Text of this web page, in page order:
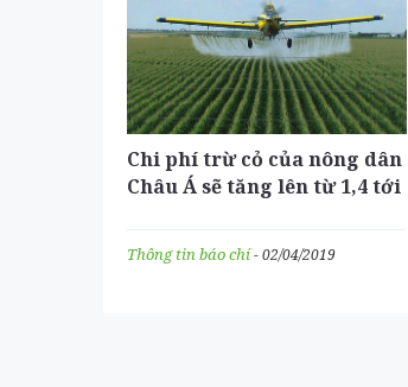
Chi phí trừ cỏ của nông dân
Châu Á sẽ tăng lên từ 1,4 tới
Thông tin báo chí- 02/04/2019